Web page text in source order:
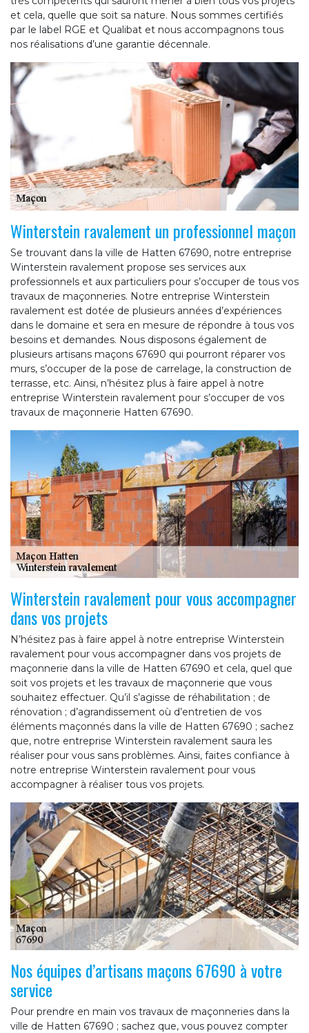
et cela, quelle que soit sa nature. Nous sommes certifiés
par le label RGE et Qualibat et nous accompagnons tous
nos réalisations d’une garantie décennale.
Winterstein ravalement un professionnel maçon
Se trouvant dans la ville de Hatten 67690, notre entreprise
Winterstein ravalement propose ses services aux
professionnels et aux particuliers pour s’occuper de tous vos
travaux de maçonneries. Notre entreprise Winterstein
ravalement est dotée de plusieurs années d’expériences
dans le domaine et sera en mesure de répondre à tous vos
besoins et demandes. Nous disposons également de
plusieurs artisans maçons 67690 qui pourront réparer vos
murs, s’occuper de la pose de carrelage, la construction de
terrasse, etc. Ainsi, n’hésitez plus à faire appel à notre
entreprise Winterstein ravalement pour s’occuper de vos
travaux de maçonnerie Hatten 67690.
Winterstein ravalement pour vous accompagner
dans vos projets
N’hésitez pas à faire appel à notre entreprise Winterstein
ravalement pour vous accompagner dans vos projets de
maçonnerie dans la ville de Hatten 67690 et cela, quel que
soit vos projets et les travaux de maçonnerie que vous
souhaitez effectuer. Qu’il s’agisse de réhabilitation ; de
rénovation ; d’agrandissement où d’entretien de vos
éléments maçonnés dans la ville de Hatten 67690 ; sachez
que, notre entreprise Winterstein ravalement saura les
réaliser pour vous sans problèmes. Ainsi, faites confiance à
notre entreprise Winterstein ravalement pour vous
accompagner à réaliser tous vos projets.
Nos équipes d’artisans maçons 67690 à votre
service
Pour prendre en main vos travaux de maçonneries dans la
ville de Hatten 67690 ; sachez que, vous pouvez compter